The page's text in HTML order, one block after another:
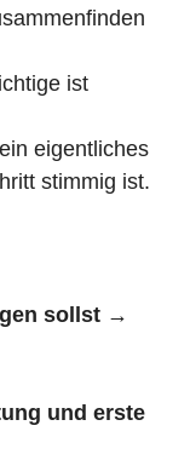
ist
eigentliches
stimmig ist.
sollst →
und erste